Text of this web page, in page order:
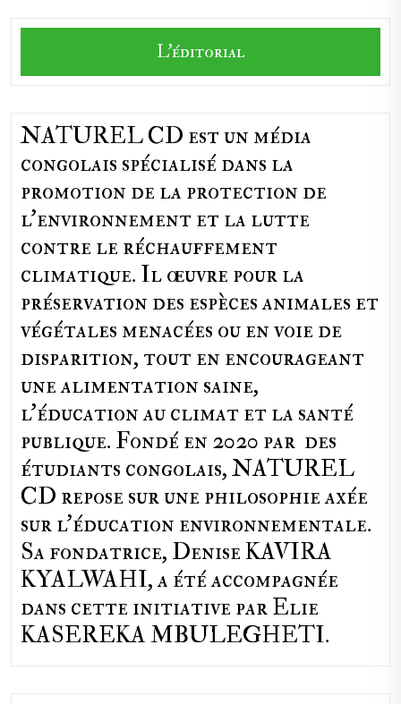
L'éditorial
NATUREL CD est un média
congolais spécialisé dans la
promotion de la protection de
l’environnement et la lutte
contre le réchauffement
climatique. Il œuvre pour la
préservation des espèces animales et
végétales menacées ou en voie de
disparition, tout en encourageant
une alimentation saine,
l'éducation au climat et la santé
publique. Fondé en 2020 par des
étudiants congolais, NATUREL
CD repose sur une philosophie axée
sur l'éducation environnementale.
Sa fondatrice, Denise KAVIRA
KYALWAHI, a été accompagnée
dans cette initiative par Elie
KASEREKA MBULEGHETI.